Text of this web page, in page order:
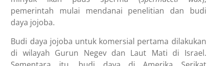
pemerintah mulai mendanai penelitian dan budi
daya jojoba.
Budi daya jojoba untuk komersial pertama dilakukan
di wilayah Gurun Negev dan Laut Mati di Israel.